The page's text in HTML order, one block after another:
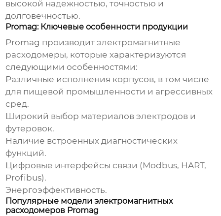
высокой надежностью, точностью и
долговечностью.
Promag: Ключевые особенности продукции
Promag производитэлектромагнитные
расходомеры, которые характеризуются
следующими особенностями:
Различные исполнения корпусов, в том числе
для пищевой промышленности и агрессивных
сред.
Широкий выбор материалов электродов и
футеровок.
Наличие встроенных диагностических
функций.
Цифровые интерфейсы связи (Modbus, HART,
Profibus).
Энергоэффективность.
Популярные модели электромагнитных
расходомеров Promag